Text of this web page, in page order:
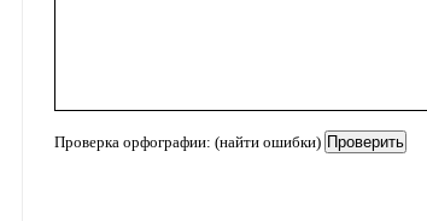
Проверка орфографии: (найти ошибки)